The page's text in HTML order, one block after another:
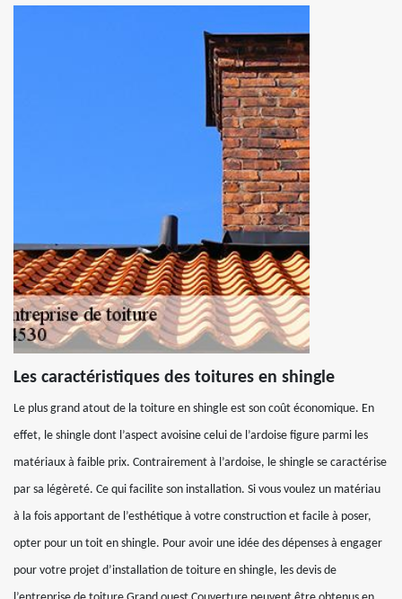
Les caractéristiques des toitures en shingle
Le plus grand atout de la toiture en shingle est son coût économique. En
effet, le shingle dont l’aspect avoisine celui de l’ardoise figure parmi les
matériaux à faible prix. Contrairement à l’ardoise, le shingle se caractérise
par sa légèreté. Ce qui facilite son installation. Si vous voulez un matériau
à la fois apportant de l’esthétique à votre construction et facile à poser,
opter pour un toit en shingle. Pour avoir une idée des dépenses à engager
pour votre projet d’installation de toiture en shingle, les devis de